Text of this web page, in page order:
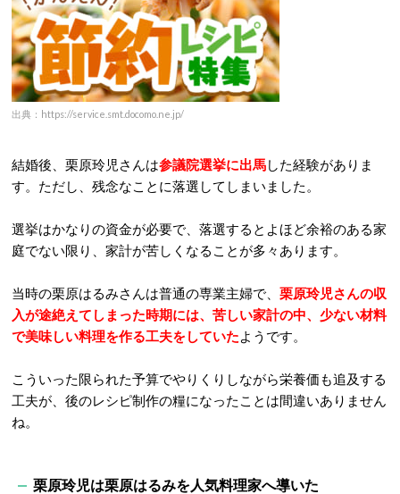
出典：https://service.smt.docomo.ne.jp/
結婚後、栗原玲児さんは参議院選挙に出馬した経験がありま
す。ただし、残念なことに落選してしまいました。
選挙はかなりの資金が必要で、落選するとよほど余裕のある家
庭でない限り、家計が苦しくなることが多々あります。
当時の栗原はるみさんは普通の専業主婦で、 栗原玲児さんの収
入が途絶えてしまった時期には、苦しい家計の中、少ない材料
で美味しい料理を作る工夫をしていたようです。
こういった限られた予算でやりくりしながら栄養価も追及する
工夫が、後のレシピ制作の糧になったことは間違いありません
ね。
栗原玲児は栗原はるみを人気料理家へ導いた